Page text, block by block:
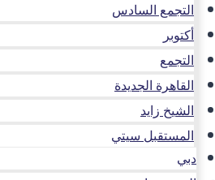
التجمع السادس
أكتوبر
التجمع
القاهرة الجديدة
الشيخ زايد
المستقبل سيتي
دبي